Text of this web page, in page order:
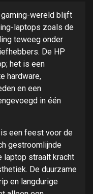
wereld blijft
laptops zoals de
teweeg onder
De HP
het is een
hardware,
en een
in één
een feest voor de
gestroomlijnde
laptop straalt kracht
De duurzame
en langdurige